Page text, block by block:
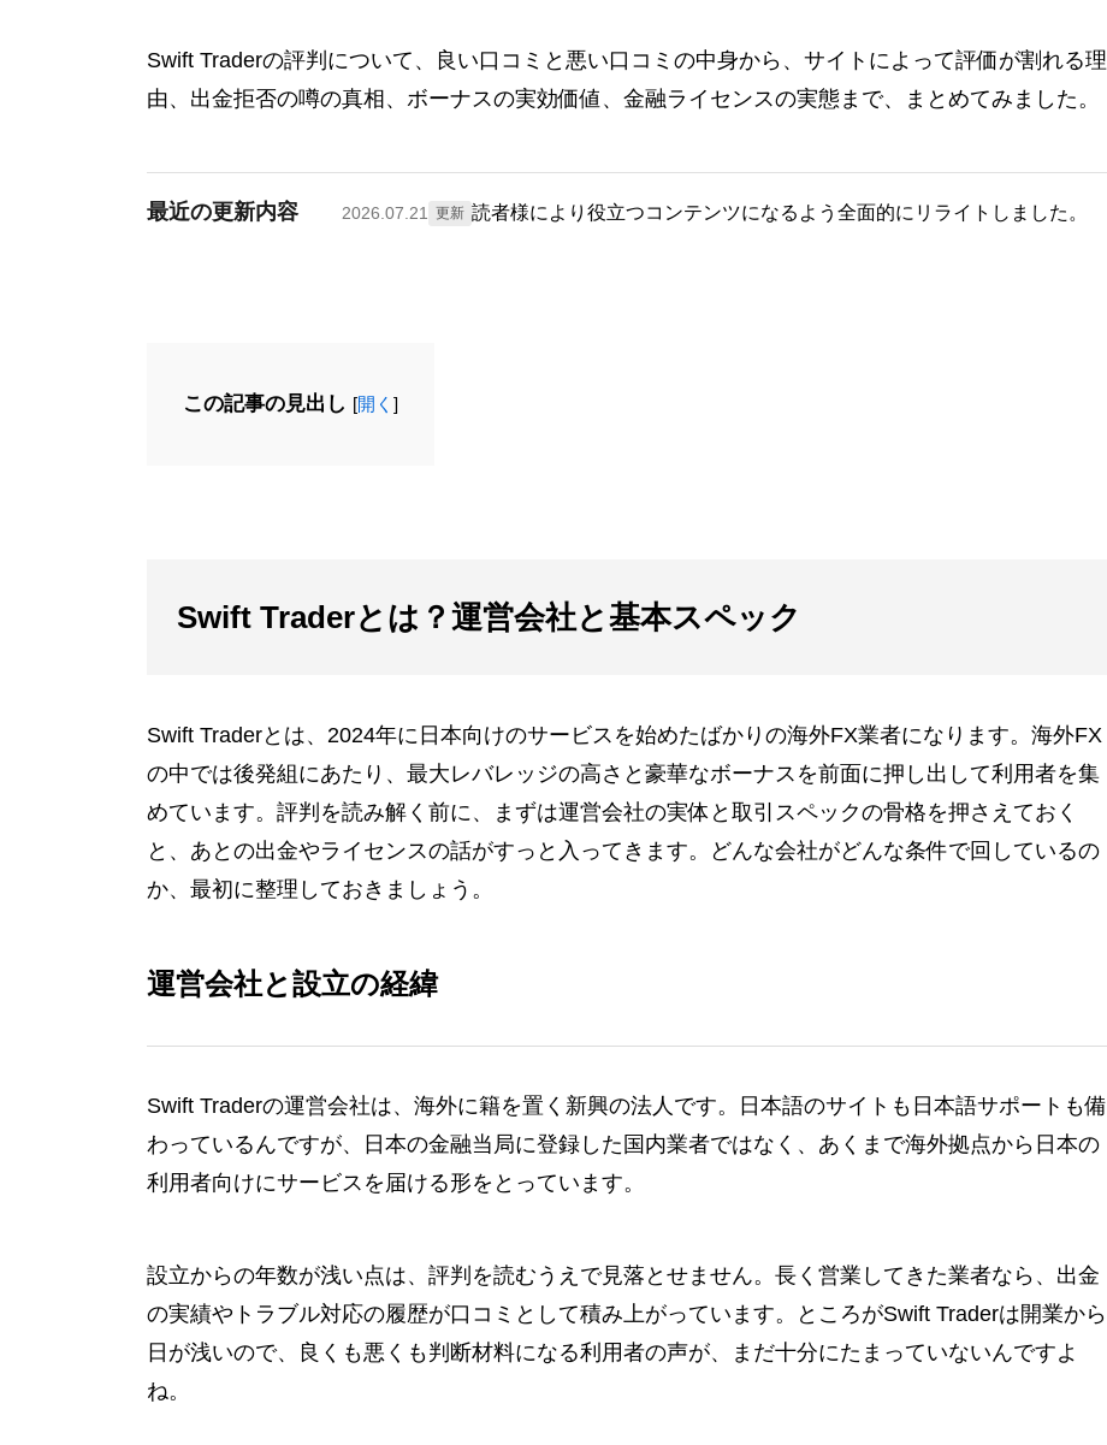
Swift Traderの評判について、良い口コミと悪い口コミの中身から、サイトによって評価が割れる理
由、出金拒否の噂の真相、ボーナスの実効価値、金融ライセンスの実態まで、まとめてみました。
最近の更新内容 2026.07.21 更新 読者様により役立つコンテンツになるよう全面的にリライトしました。
この記事の見出し [開く ]
Swift Traderとは？運営会社と基本スペック
Swift Traderとは、2024年に日本向けのサービスを始めたばかりの海外FX業者になります。海外FX
の中では後発組にあたり、最大レバレッジの高さと豪華なボーナスを前面に押し出して利用者を集
めています。評判を読み解く前に、まずは運営会社の実体と取引スペックの骨格を押さえておく
と、あとの出金やライセンスの話がすっと入ってきます。どんな会社がどんな条件で回しているの
か、最初に整理しておきましょう。
運営会社と設立の経緯
Swift Traderの運営会社は、海外に籍を置く新興の法人です。日本語のサイトも日本語サポートも備
わっているんですが、日本の金融当局に登録した国内業者ではなく、あくまで海外拠点から日本の
利用者向けにサービスを届ける形をとっています。
設立からの年数が浅い点は、評判を読むうえで見落とせません。長く営業してきた業者なら、出金
の実績やトラブル対応の履歴が口コミとして積み上がっています。ところがSwift Traderは開業から
日が浅いので、良くも悪くも判断材料になる利用者の声が、まだ十分にたまっていないんですよ
ね。